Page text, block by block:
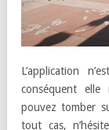
L’application
conséquent
pouvez tomber
tout cas,